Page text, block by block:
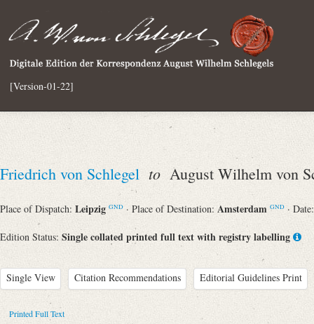
[Version-01-22]
Friedrich von Schlegel to August Wilhelm von
Place of Dispatch: Leipzig GND · Place of Destination: Amsterdam GND ·
Edition Status: Single collated printed full text with registry labelling
Single View Citation Recommendations Editorial Guidelines Print
Metadata Concerning Header
Printed Full Text